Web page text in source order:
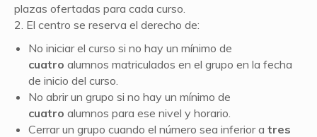
plazas ofertadas para cada curso.
2. El centro se reserva el derecho de:
No iniciar el curso si no hay un mínimo de
cuatro alumnos matriculados en el grupo en la fecha
de inicio del curso.
No abrir un grupo si no hay un mínimo de
cuatro alumnos para ese nivel y horario.
Cerrar un grupo cuando el número sea inferior a tres